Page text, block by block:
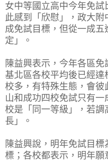
女中等國立高中今年免
此感到「欣慰」，政大
成免試目標，但從一成
定」。
陳益興表示，今年各區免
基北區各校平均後已經達
校多，有特殊生態，會
山和成功四校免試只有
校是「同一等級」，若
長」。
陳益興說，明年免試目
標；各校都表示，明年願